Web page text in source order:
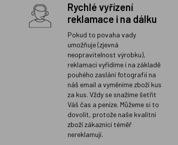
Rychlé vyřízení
reklamace i na dálku
Pokud to povaha vady
umožňuje (zjevná
neopravitelnost výrobku),
reklamaci vyřídíme i na základě
pouhého zaslání fotografií na
náš email a vyměníme zboží kus
za kus. Vždy se snažíme šetřit
Váš čas a peníze. Můžeme si to
dovolit, protože naše kvalitní
zboží zákazníci téměř
nereklamují.